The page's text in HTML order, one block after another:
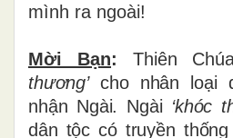
mình ra ngoài!
Mời Bạn: Thiên
thương’cho nhân loại
nhận Ngài. Ngài ‘khóc
dân tộc có truyền